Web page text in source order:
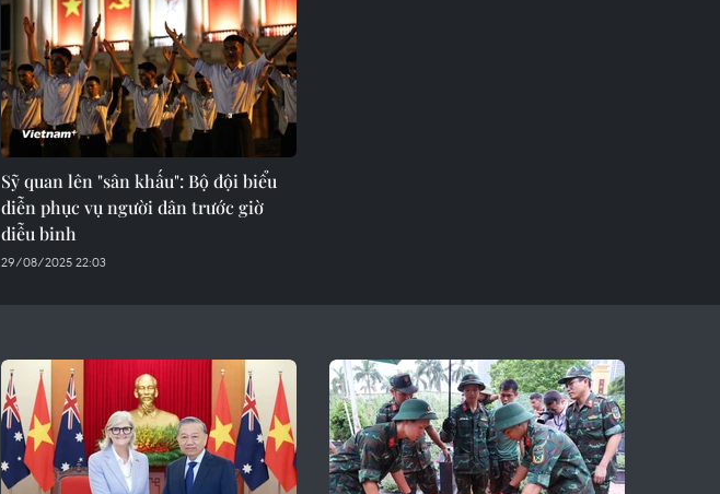
Sỹ quan lên "sân khấu": Bộ đội biểu
diễn phục vụ người dân trước giờ
diễu binh
29/08/2025 22:03